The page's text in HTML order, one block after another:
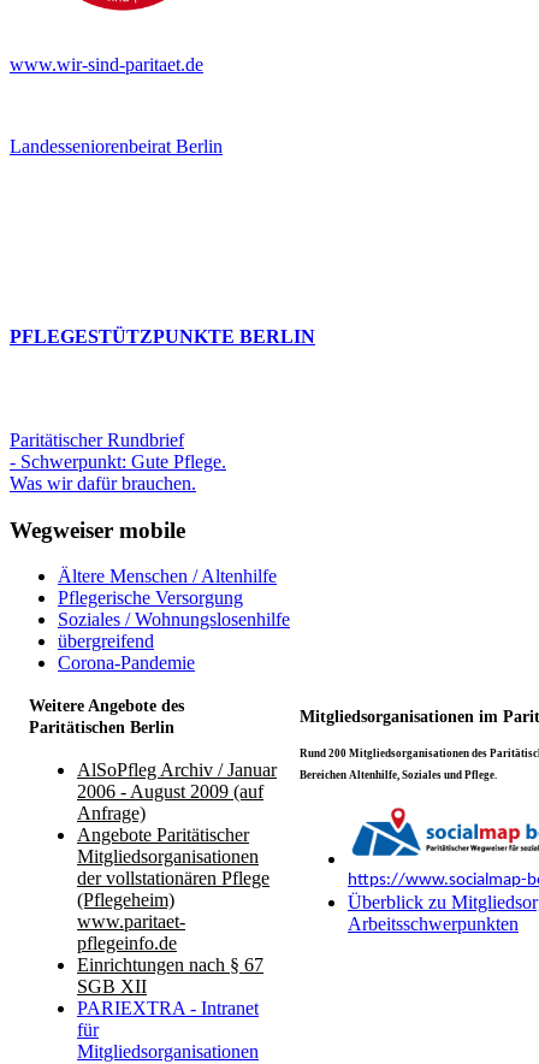
www.wir-sind-paritaet.de
Landesseniorenbeirat Berlin
PFLEGESTÜTZPUNKTE BERLIN
Paritätischer Rundbrief
- Schwerpunkt: Gute Pflege.
Was wir dafür brauchen.
Wegweiser mobile
Ältere Menschen / Altenhilfe
Pflegerische Versorgung
Soziales / Wohnungslosenhilfe
übergreifend
Corona-Pandemie
Weitere Angebote des
Paritätischen Berlin
Mitgliedsorganisationen im
AlSoPfleg Archiv / Januar
2006 - August 2009 (auf
Anfrage)
Angebote Paritätischer
Mitgliedsorganisationen
der vollstationären Pflege
(Pflegeheim)
www.paritaet-
pflegeinfo.de
Einrichtungen nach § 67
SGB XII
PARIEXTRA - Intranet
für
Mitgliedsorganisationen
Rund 200 Mitgliedsorganisationen des
Bereichen Altenhilfe, Soziales und Pflege.
https://www.socialmap-
Überblick zu
Arbeitsschwerpunkten